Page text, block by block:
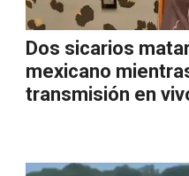
Dos sicarios
mexicano
transmisión en